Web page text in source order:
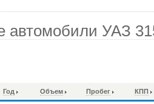
автомобили УАЗ
Год Объем Пробег КПП